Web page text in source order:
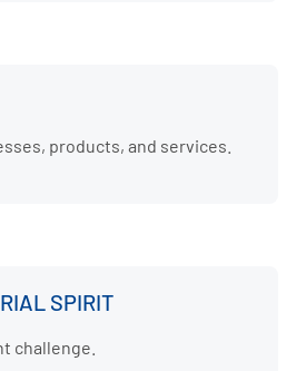
products, and services.
SPIRIT
challenge.